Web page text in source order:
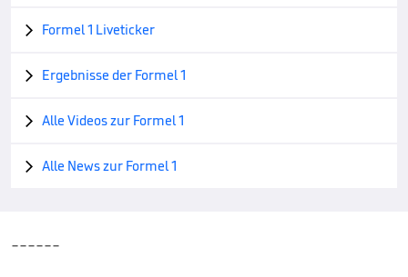
 Formel 1 Liveticker
 Ergebnisse der Formel 1
 Alle Videos zur Formel 1
 Alle News zur Formel 1
------